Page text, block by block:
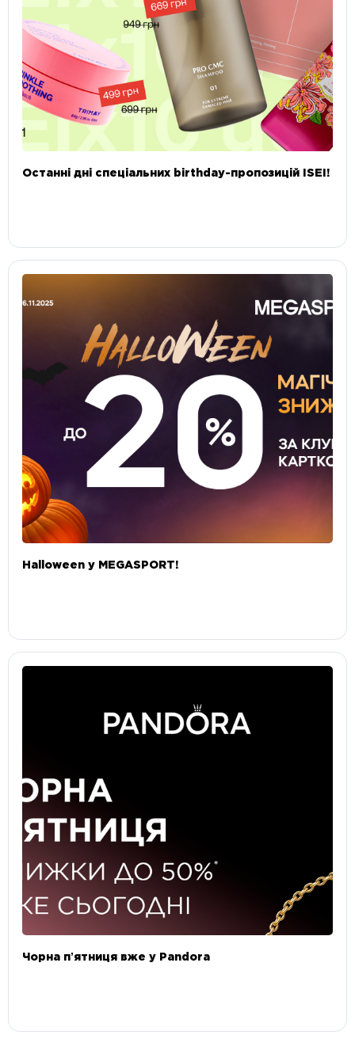
Останні дні спеціальних birthday-пропозицій ISEI!
Halloween у MEGASPORT!
Чорна пʼятниця вже у Pandora